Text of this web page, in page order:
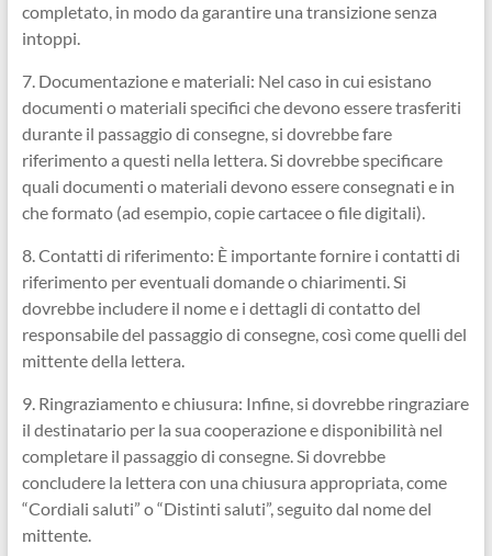
completato, in modo da garantire una transizione senza
intoppi.
7. Documentazione e materiali: Nel caso in cui esistano
documenti o materiali specifici che devono essere trasferiti
durante il passaggio di consegne, si dovrebbe fare
riferimento a questi nella lettera. Si dovrebbe specificare
quali documenti o materiali devono essere consegnati e in
che formato (ad esempio, copie cartacee o file digitali).
8. Contatti di riferimento: È importante fornire i contatti di
riferimento per eventuali domande o chiarimenti. Si
dovrebbe includere il nome e i dettagli di contatto del
responsabile del passaggio di consegne, così come quelli del
mittente della lettera.
9. Ringraziamento e chiusura: Infine, si dovrebbe ringraziare
il destinatario per la sua cooperazione e disponibilità nel
completare il passaggio di consegne. Si dovrebbe
concludere la lettera con una chiusura appropriata, come
“Cordiali saluti” o “Distinti saluti”, seguito dal nome del
mittente.